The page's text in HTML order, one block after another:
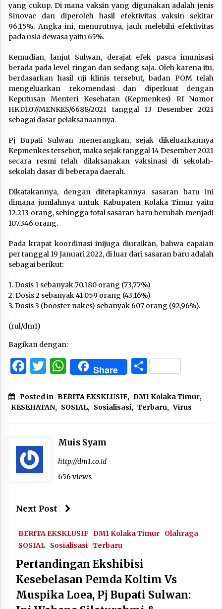
yang cukup. Di mana vaksin yang digunakan adalah jenis
Sinovac dan diperoleh hasil efektivitas vaksin sekitar
96,15%. Angka ini, menurutnya, jauh melebihi efektivitas
pada usia dewasa yaitu 65%.
Kemudian, lanjut Sulwan, derajat efek pasca imunisasi
berada pada level ringan dan sedang saja. Oleh karena itu,
berdasarkan hasil uji klinis tersebut, badan POM telah
mengeluarkan rekomendasi dan diperkuat dengan
Keputusan Menteri Kesehatan (Kepmenkes) RI Nomor
HK.01.07/MENKES/6688/2021 tanggal 13 Desember 2021
sebagai dasar pelaksanaannya.
Pj Bupati Sulwan menerangkan, sejak dikeluarkannya
Kepmenkes tersebut, maka sejak tanggal 14 Desember 2021
secara resmi telah dilaksanakan vaksinasi di sekolah-
sekolah dasar di beberapa daerah.
Dikatakannya, dengan ditetapkannya sasaran baru ini
dimana jumlahnya untuk Kabupaten Kolaka Timur yaitu
12.213 orang, sehingga total sasaran baru berubah menjadi
107.346 orang.
Pada krapat koordinasi inijuga diuraikan, bahwa capaian
per tanggal 19 Januari 2022, di luar dari sasaran baru adalah
sebagai berikut:
1. Dosis 1 sebanyak 70.180 orang (73,77%)
2. Dosis 2 sebanyak 41.059 orang (43,16%)
3. Dosis 3 (booster nakes) sebanyak 607 orang (92,96%).
(rul/dm1)
Bagikan dengan:
Facebook
Twitter
WhatsApp
Share Share
Posted in BERITA EKSKLUSIF, DM1 Kolaka Timur,
KESEHATAN, SOSIAL, Sosialisasi, Terbaru, Virus
Muis Syam
http://dm1.co.id
656 views
Next Post
BERITA EKSKLUSIF DM1 Kolaka Timur
Olahraga
SOSIAL
Sosialisasi Terbaru
Pertandingan Ekshibisi
Kesebelasan Pemda Koltim Vs
Muspika Loea, Pj Bupati Sulwan: